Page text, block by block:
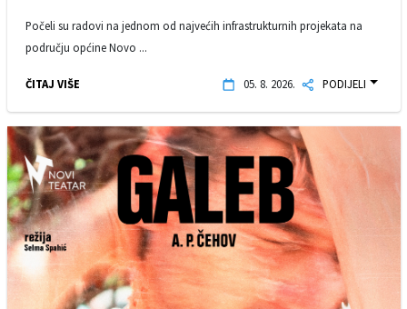
Počeli su radovi na jednom od najvećih infrastrukturnih projekata na
području općine Novo ...
ČITAJ VIŠE 05. 8. 2026. PODIJELI